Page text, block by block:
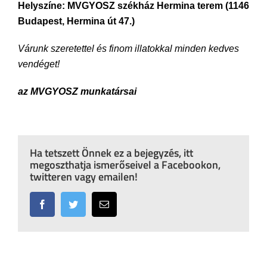
Helyszíne: MVGYOSZ székház Hermina terem (1146
Budapest, Hermina út 47.)
Várunk szeretettel és finom illatokkal minden kedves
vendéget!
az MVGYOSZ munkatársai
Ha tetszett Önnek ez a bejegyzés, itt
megoszthatja ismerőseivel a Facebookon,
twitteren vagy emailen!
FacebookTwitter Email: